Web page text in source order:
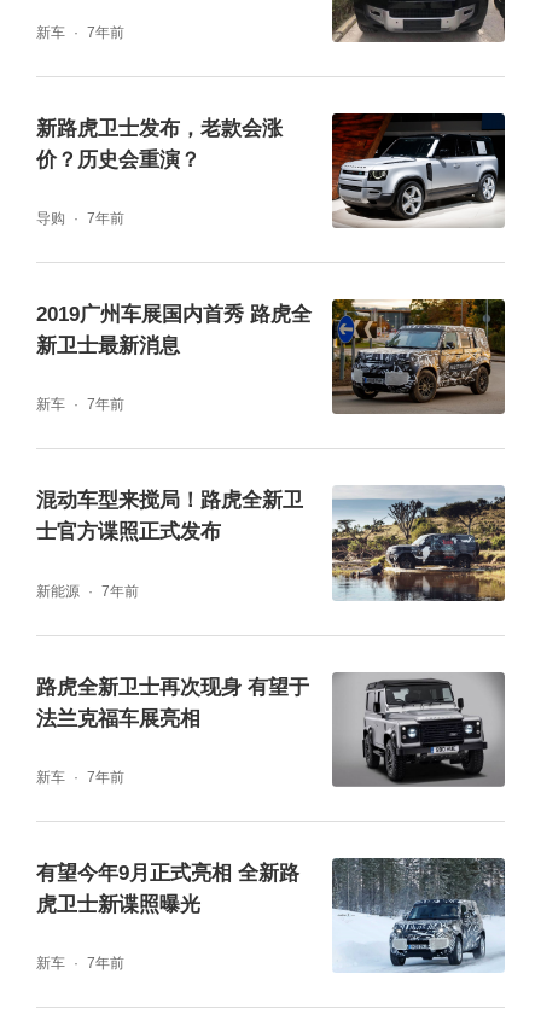
键，而非触控按键，但按键背光在车辆通电后
与驾驶相关的换挡，新款发现用电子挡杆取代
了曾经很炫酷的旋钮式挡杆，使用起来的确更
新车 7年前
新路虎卫士发布，老款会涨
价？历史会重演？
导购 7年前
2019广州车展国内首秀 路虎全
新卫士最新消息
新车 7年前
混动车型来搅局！路虎全新卫
士官方谍照正式发布
新能源 7年前
路虎全新卫士再次现身 有望于
法兰克福车展亮相
新车 7年前
有望今年9月正式亮相 全新路
虎卫士新谍照曝光
新车 7年前